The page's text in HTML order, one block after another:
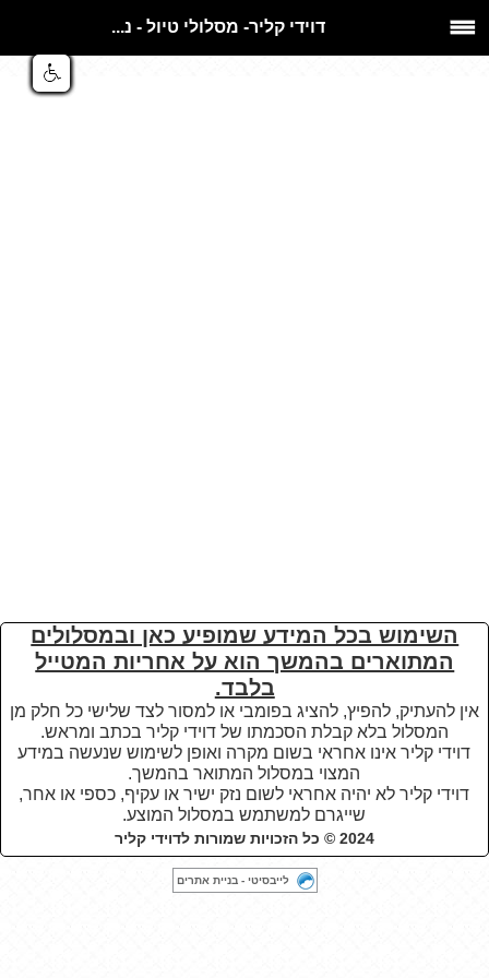
דוידי קליר- מסלולי טיול - נ...
השימוש בכל המידע שמופיע כאן ובמסלולים
המתוארים בהמשך הוא על אחריות המטייל
בלבד.
אין להעתיק, להפיץ, להציג בפומבי או למסור לצד שלישי כל חלק מן
המסלול בלא קבלת הסכמתו של דוידי קליר בכתב ומראש.
דוידי קליר אינו אחראי בשום מקרה ואופן לשימוש שנעשה במידע
המצוי במסלול המתואר בהמשך.
דוידי קליר לא יהיה אחראי לשום נזק ישיר או עקיף, כספי או אחר,
שייגרם למשתמש במסלול המוצע.
2024 © כל הזכויות שמורות לדוידי קליר
לייבסיטי - בניית אתרים